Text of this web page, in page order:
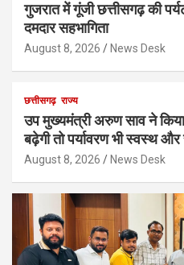
गुजरात में गूंजी छत्तीसगढ़ की
दमदार सहभागिता
August 8, 2026 News Desk
छत्तीसगढ़ राज्य
उप मुख्यमंत्री अरुण साव ने किया
बढ़ेगी तो पर्यावरण भी स्वस्थ
August 8, 2026 News Desk